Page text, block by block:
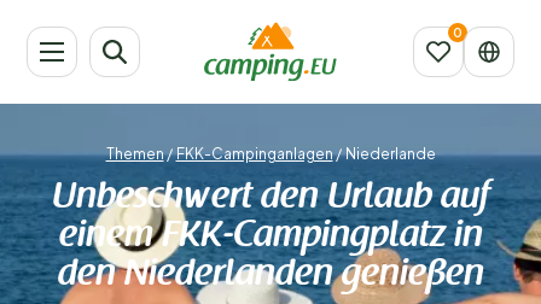
Themen/FKK-Campinganlagen/Niederlande
Unbeschwert den Urlaub auf
einem FKK-Campingplatz in
den Niederlanden genießen